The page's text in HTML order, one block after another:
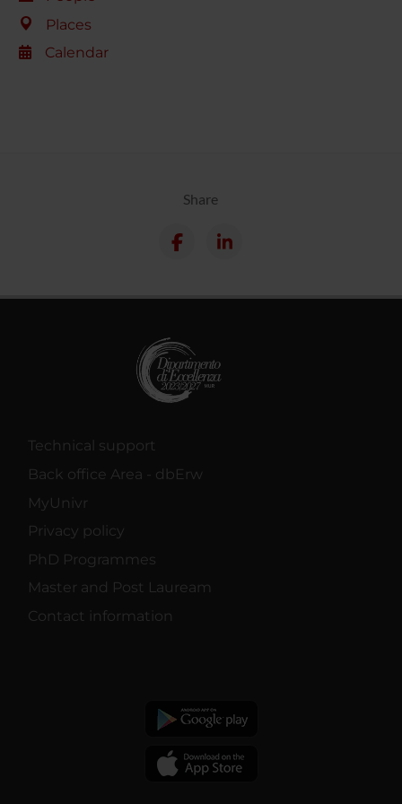
Places
Calendar
Share
Technical support
Back office Area - dbErw
MyUnivr
Privacy policy
PhD Programmes
Master and Post Lauream
Contact information